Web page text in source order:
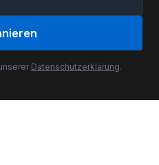
Datenschutzerklärung.